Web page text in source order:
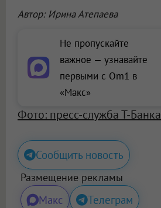
Автор: Ирина Атепаева
Не пропускайте
важное — узнавайте
первыми с Om1 в
«Макс»
Фото: пресс-служба Т-Банка
Сообщить новость
Размещение рекламы
Макс Телеграм